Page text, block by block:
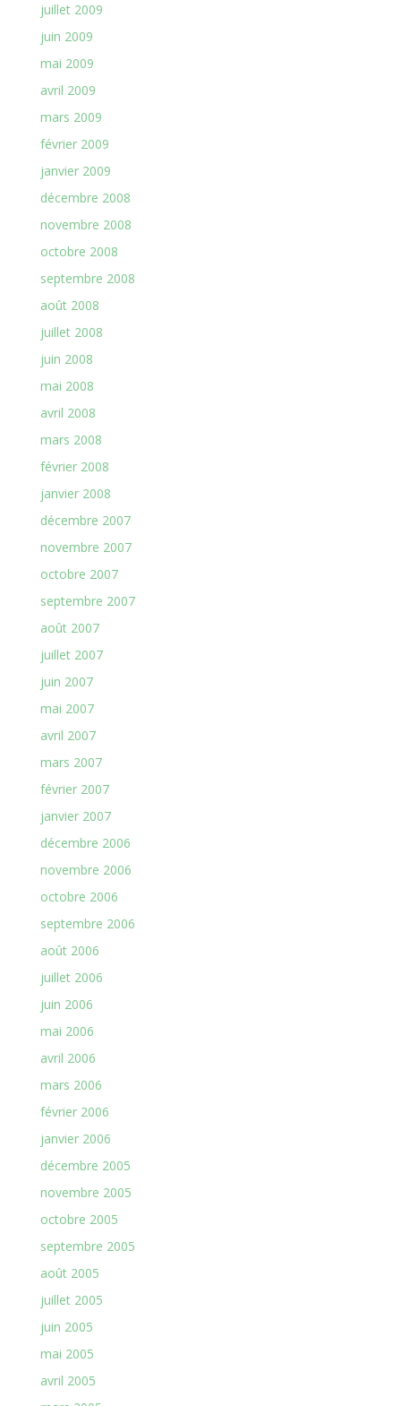
juillet 2009
juin 2009
mai 2009
avril 2009
mars 2009
février 2009
janvier 2009
décembre 2008
novembre 2008
octobre 2008
septembre 2008
août 2008
juillet 2008
juin 2008
mai 2008
avril 2008
mars 2008
février 2008
janvier 2008
décembre 2007
novembre 2007
octobre 2007
septembre 2007
août 2007
juillet 2007
juin 2007
mai 2007
avril 2007
mars 2007
février 2007
janvier 2007
décembre 2006
novembre 2006
octobre 2006
septembre 2006
août 2006
juillet 2006
juin 2006
mai 2006
avril 2006
mars 2006
février 2006
janvier 2006
décembre 2005
novembre 2005
octobre 2005
septembre 2005
août 2005
juillet 2005
juin 2005
mai 2005
avril 2005